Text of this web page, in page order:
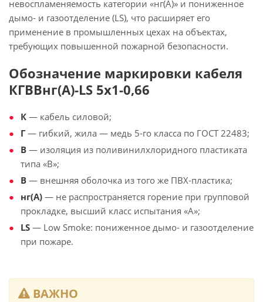
невоспламеняемость категории «нг(А)» и пониженное
дымо- и газоотделение (LS), что расширяет его
применение в промышленных цехах на объектах,
требующих повышенной пожарной безопасности.
Обозначение маркировки кабеля
КГВВнг(А)-LS 5х1-0,66
К — кабель силовой;
Г — гибкий, жила — медь 5-го класса по ГОСТ 22483;
В — изоляция из поливинилхлоридного пластиката
типа «В»;
В — внешняя оболочка из того же ПВХ-пластика;
нг(А) — не распространяется горение при групповой
прокладке, высший класс испытания «А»;
LS — Low Smoke: пониженное дымо- и газоотделение
при пожаре.
ВАЖНО